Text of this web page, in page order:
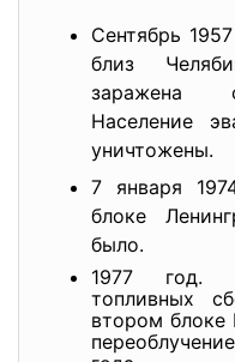
Сентябрь
близ
заражена
Население
уничтожены.
7 января
блоке
было.
1977 год.
топливных
втором блоке